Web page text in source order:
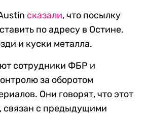
сказали, что посылку
по адресу в Остине.
и куски металла.
сотрудники ФБР и
за оборотом
Они говорят, что этот
связан с предыдущими